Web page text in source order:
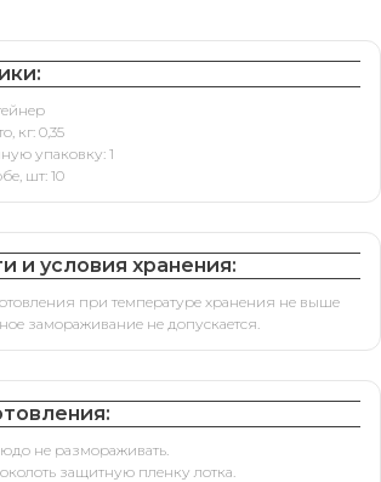
кг: 0,35
упаковку: 1
шт: 10
и условия хранения:
при температуре хранения не выше
замораживание не допускается.
не размораживать.
защитную пленку лотка.